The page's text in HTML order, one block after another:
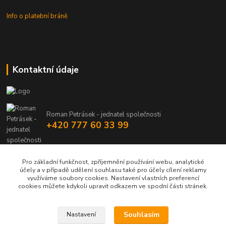
Info o platební bráně
Kontaktní údaje
Roman Petrásek - jednatel společnosti
+420 777 60 33 99
Upravit sběr cookies.
Pro základní funkčnost, zpříjemnění používání webu, analytické
účely a v případě udělení souhlasu také pro účely cílení reklamy
využíváme soubory cookies. Nastavení vlastních preferencí
cookies můžete kdykoli upravit odkazem ve spodní části stránek.
Nastavení Souhlasím